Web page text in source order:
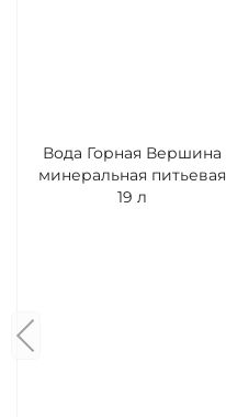
Вода Горная Вершина
минеральная питьевая
19 л